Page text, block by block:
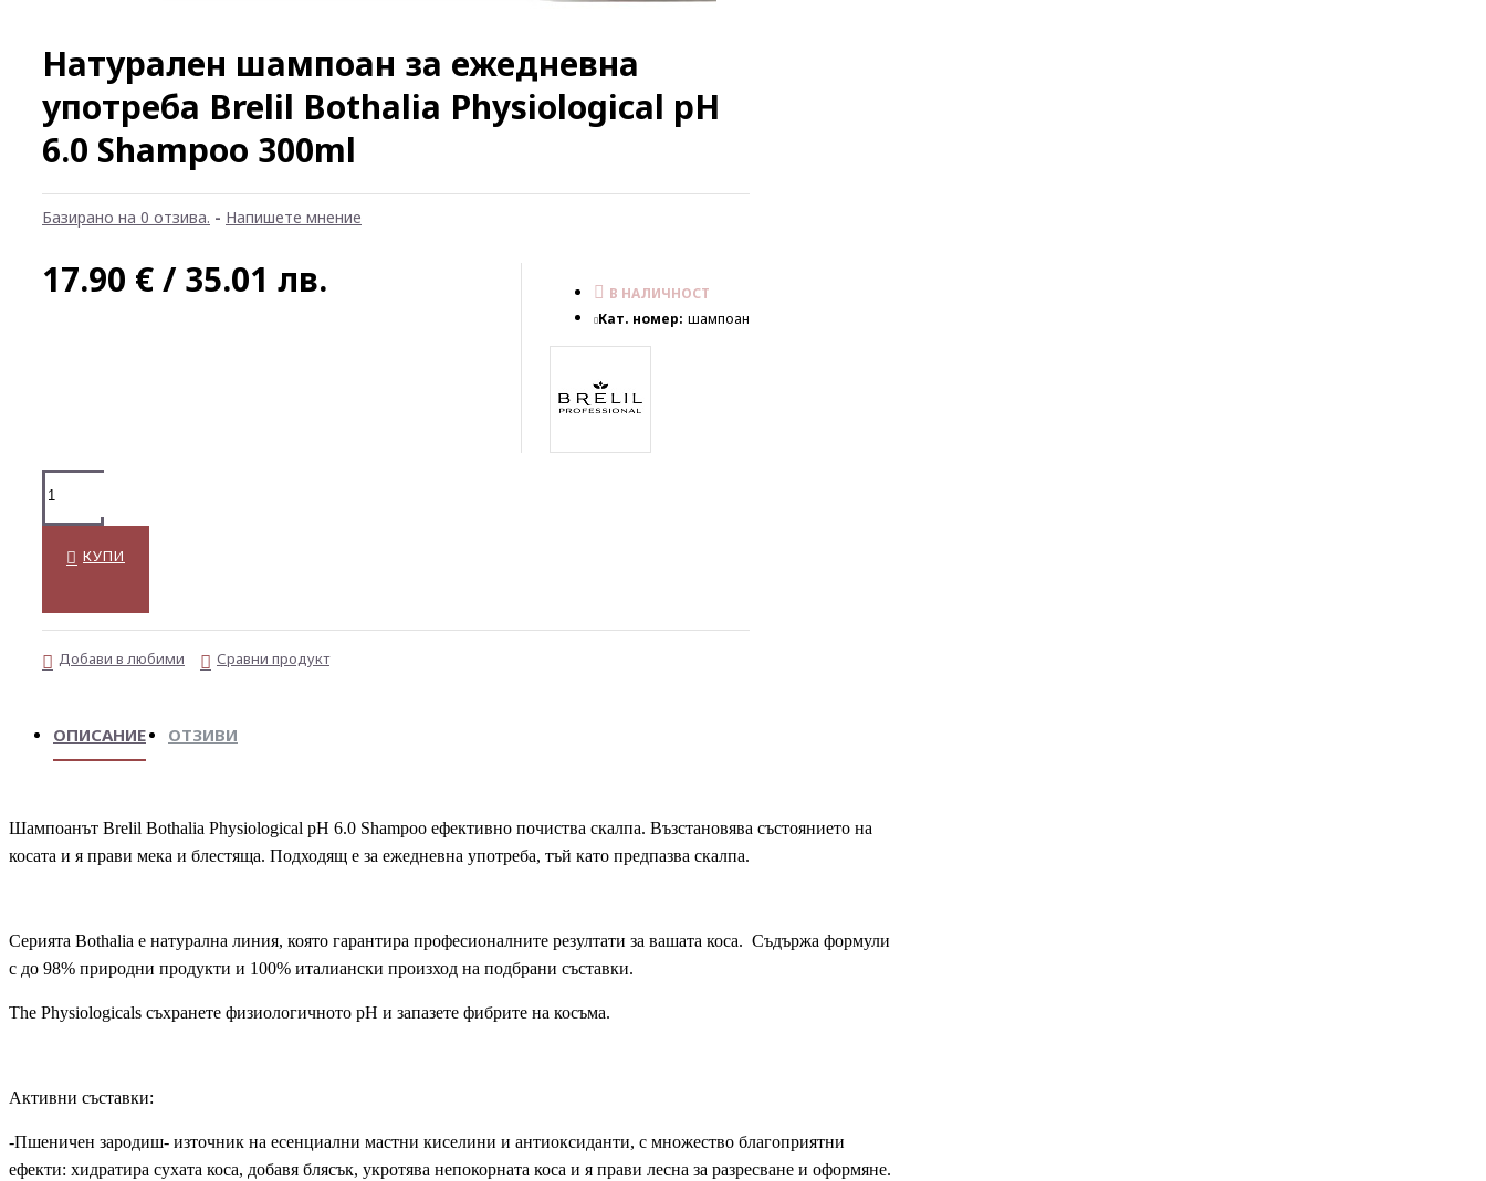
Натурален шампоан за ежедневна
употреба Brelil Bothalia Physiological pH
6.0 Shampoo 300ml
Базирано на 0 отзива. - Напишете мнение
17.90 € / 35.01 лв.
В НАЛИЧНОСТ
Кат. номер: шампоан
КУПИ
Добави в любими Сравни продукт
ОПИСАНИЕ ОТЗИВИ
Шампоанът Brelil Bothalia Physiological pH 6.0 Shampoo ефективно почиства скалпа. Възстановява състоянието на
косата и я прави мека и блестяща. Подходящ е за ежедневна употреба, тъй като предпазва скалпа.
Серията Bothalia е натурална линия, която гарантира професионалните резултати за вашата коса. Съдържа формули
с до 98% природни продукти и 100% италиански произход на подбрани съставки.
The Physiologicals съхранете физиологичното рН и запазете фибрите на косъма.
Активни съставки:
-Пшеничен зародиш- източник на есенциални мастни киселини и антиоксиданти, с множество благоприятни
ефекти: хидратира сухата коса, добавя блясък, укротява непокорната коса и я прави лесна за разресване и оформяне.